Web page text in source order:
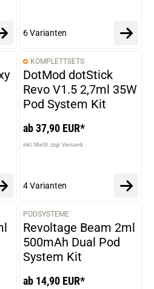
6 Varianten
VARIANTEN
KOMPLETTSETS
DotMod dotStick
Revo V1.5 2,7ml 35W
Pod System Kit
ab 37,90 EUR*
inkl. MwSt. zzgl. Versand
4 Varianten
VARIANTEN
PODSYSTEME
Revoltage Beam 2ml
500mAh Dual Pod
System Kit
ab 14,90 EUR*